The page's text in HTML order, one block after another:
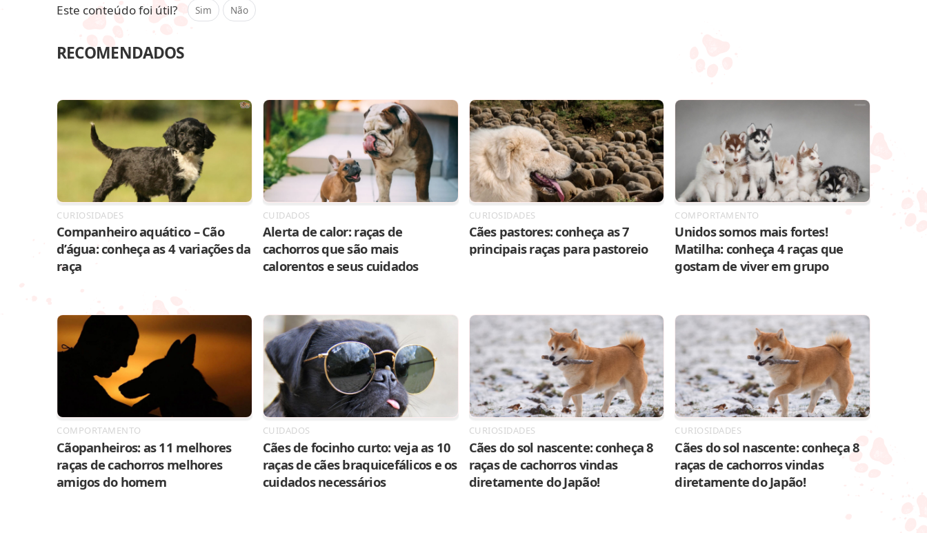
Este conteúdo foi útil? Sim Não
RECOMENDADOS
CURIOSIDADES
Companheiro aquático – Cão
d’água: conheça as 4 variações da
raça
CUIDADOS
Alerta de calor: raças de
cachorros que são mais
calorentos e seus cuidados
CURIOSIDADES
Cães pastores: conheça as 7
principais raças para pastoreio
COMPORTAMENTO
Unidos somos mais fortes!
Matilha: conheça 4 raças que
gostam de viver em grupo
COMPORTAMENTO
Cãopanheiros: as 11 melhores
raças de cachorros melhores
amigos do homem
CUIDADOS
Cães de focinho curto: veja as 10
raças de cães braquicefálicos e os
cuidados necessários
CURIOSIDADES
Cães do sol nascente: conheça 8
raças de cachorros vindas
diretamente do Japão!
CURIOSIDADES
Cães do sol nascente: conheça 8
raças de cachorros vindas
diretamente do Japão!